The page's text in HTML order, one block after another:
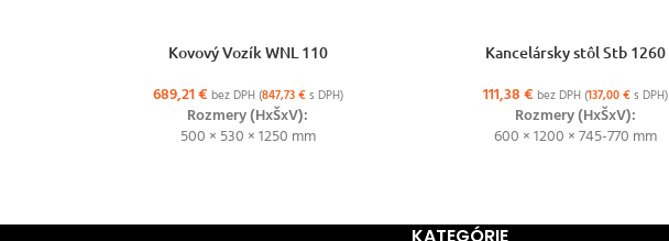
VÝBER MOŽNOSTÍKovový Vozík WNL 110
689,21€ bez DPH (847,73€s DPH)
Rozmery (HxŠxV):
500 × 530 × 1250 mm
VÝBER MOŽNOSTÍKancelársky stôl Stb 1260
111,38€ bez DPH (137,00€s DPH)
Rozmery (HxŠxV):
600 × 1200 × 745-770 mm